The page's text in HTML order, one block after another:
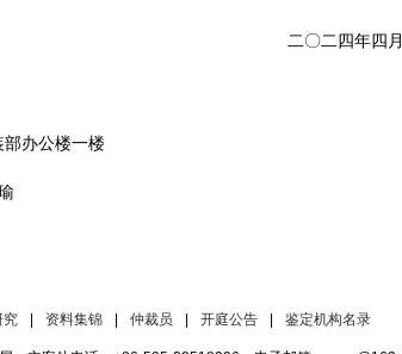
二〇二四年四月
部办公楼一楼
究 资料集锦 仲裁员 开庭公告 鉴定机构名录